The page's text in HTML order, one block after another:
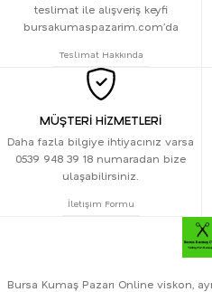
teslimat ile alışveriş keyfi
bursakumaspazarim.com’da
Teslimat Hakkında
MÜŞTERİ HİZMETLERİ
Daha fazla bilgiye ihtiyacınız varsa
0539 948 39 18 numaradan bize
ulaşabilirsiniz.
İletişim Formu
Bursa Kumaş Pazarı Online viskon,